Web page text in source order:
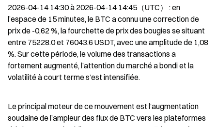
2026-04-14 14:30 à 2026-04-14 14:45（UTC） : en
l’espace de 15 minutes, le BTC a connu une correction de
prix de -0,62 %, la fourchette de prix des bougies se situant
entre 75228.0 et 76043.6 USDT, avec une amplitude de 1,08
%. Sur cette période, le volume des transactions a
fortement augmenté, l’attention du marché a bondi et la
volatilité à court terme s’est intensifiée.
Le principal moteur de ce mouvement est l’augmentation
soudaine de l’ampleur des flux de BTC vers les plateformes